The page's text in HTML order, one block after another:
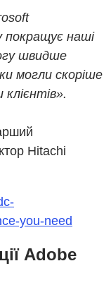
покращує наші
швидше
могли скоріше
Hitachi
you-need
Adobe